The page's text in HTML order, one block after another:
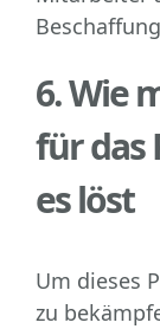
6. Wie
für das
es löst
Um dieses
zu